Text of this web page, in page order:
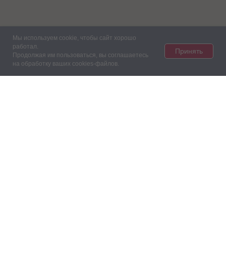
Мы используем cookie, чтобы сайт хорошо
работал.
Продолжая им пользоваться, вы соглашаетесь
на обработку ваших cookies‑файлов.
Принять